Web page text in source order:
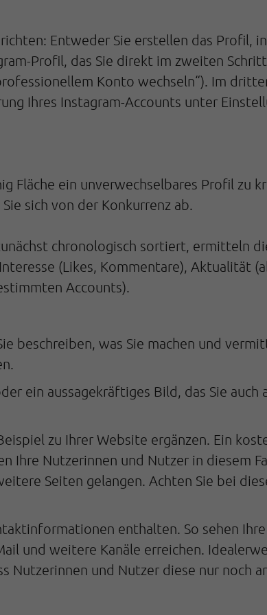
Entweder Sie erstellen das Profil,
Profil, das Sie direkt im zweiten
Konto wechseln“). Im
Ihres Instagram-Accounts unter
Fläche ein unverwechselbares Profil zu
sich von der Konkurrenz ab.
chronologisch sortiert, ermitteln
(Likes, Kommentare), Aktualität
Accounts).
beschreiben, was Sie machen und
ein aussagekräftiges Bild, das Sie auch
zu Ihrer Website ergänzen. Ein
Ihre Nutzerinnen und Nutzer in diesem
Seiten gelangen. Achten Sie bei
enthalten. So sehen
und weitere Kanäle erreichen.
Nutzerinnen und Nutzer diese nur noch